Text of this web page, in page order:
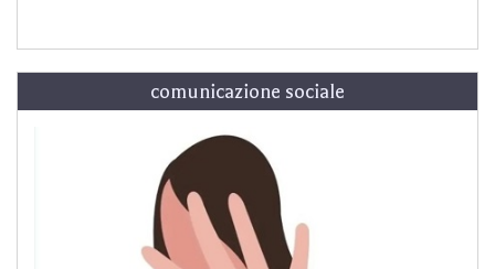
comunicazione sociale